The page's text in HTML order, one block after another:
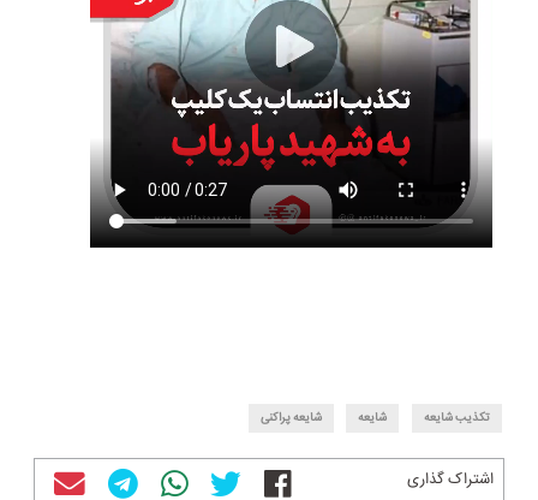
تکذیب شایعه شایعه شایعه پراکنی
اشتراک گذاری